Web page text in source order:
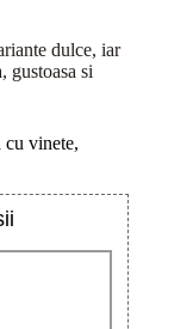
dulce, iar
gustoasa si
cu vinete,